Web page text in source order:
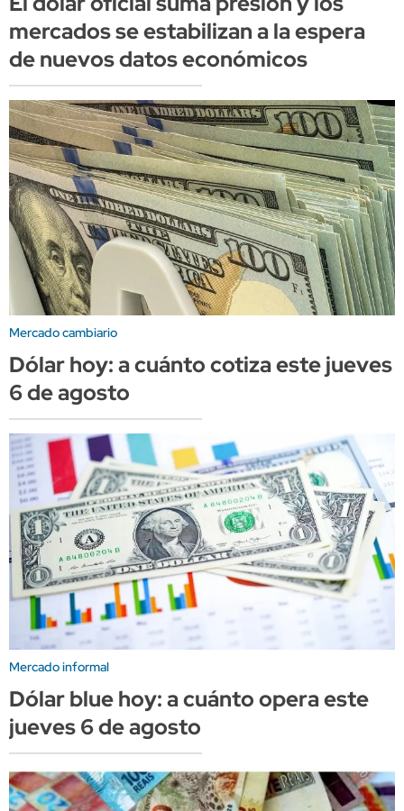
mercados se estabilizan a la espera
de nuevos datos económicos
Mercado cambiario
Dólar hoy: a cuánto cotiza este jueves
6 de agosto
Mercado informal
Dólar blue hoy: a cuánto opera este
jueves 6 de agosto